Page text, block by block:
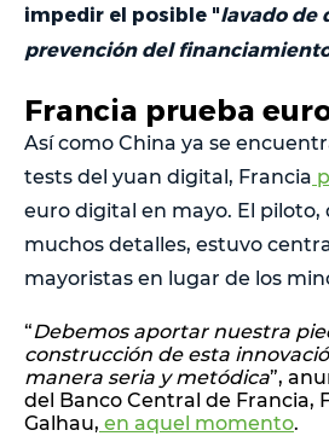
impedir el posible "lavado de
prevención del
Francia prueba
Así como China ya se
tests del yuan digital, Francia
euro digital en mayo. El
muchos detalles, estuvo
mayoristas en lugar de los
“Debemos aportar nuestra
construcción de esta
manera seria y metódica”,
del Banco Central de Francia,
Galhau, en aquel momento.